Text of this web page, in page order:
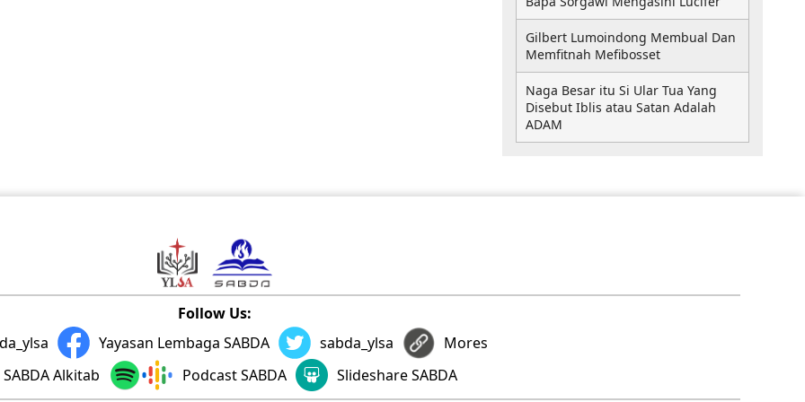
Gilbert Lumoindong Membual Dan
Memfitnah Mefibosset
Naga Besar itu Si Ular Tua Yang
Disebut Iblis atau Satan Adalah
ADAM
Follow Us:
Yayasan Lembaga SABDA sabda_ylsa
Mores
SABDA Alkitab
Podcast SABDA Slideshare SABDA